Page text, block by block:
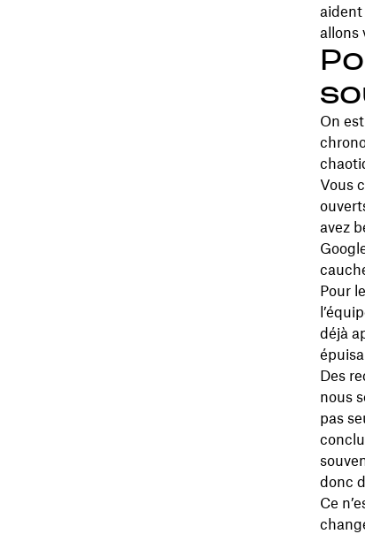
aident
allons
On
Vous
avez
Pour
déjà
Des
nous
pas
donc
Ce